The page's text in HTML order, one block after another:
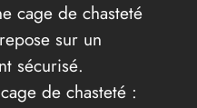
cage de chasteté
sur un
sécurisé.
de chasteté :